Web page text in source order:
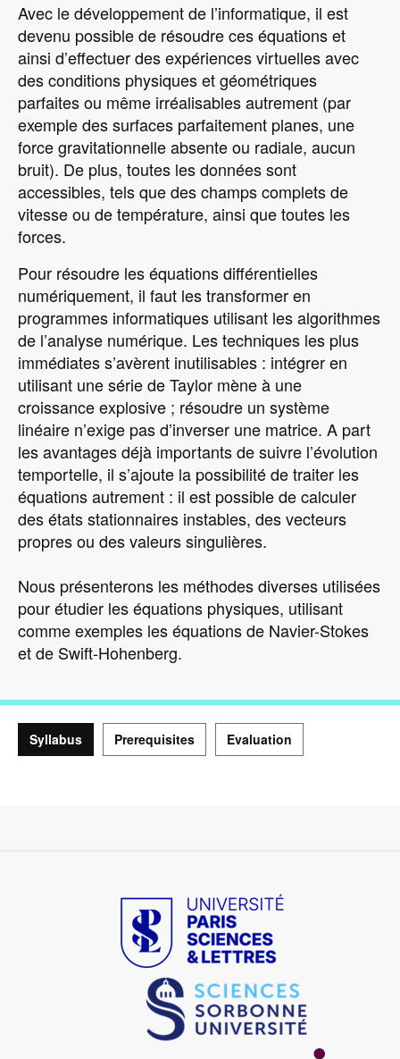
Avec le développement de l’informatique, il est
devenu possible de résoudre ces équations et
ainsi d’effectuer des expériences virtuelles avec
des conditions physiques et géométriques
parfaites ou même irréalisables autrement (par
exemple des surfaces parfaitement planes, une
force gravitationnelle absente ou radiale, aucun
bruit). De plus, toutes les données sont
accessibles, tels que des champs complets de
vitesse ou de température, ainsi que toutes les
forces.
Pour résoudre les équations différentielles
numériquement, il faut les transformer en
programmes informatiques utilisant les algorithmes
de l’analyse numérique. Les techniques les plus
immédiates s’avèrent inutilisables : intégrer en
utilisant une série de Taylor mène à une
croissance explosive ; résoudre un système
linéaire n’exige pas d’inverser une matrice. A part
les avantages déjà importants de suivre l’évolution
temportelle, il s’ajoute la possibilité de traiter les
équations autrement : il est possible de calculer
des états stationnaires instables, des vecteurs
propres ou des valeurs singulières.
Nous présenterons les méthodes diverses utilisées
pour étudier les équations physiques, utilisant
comme exemples les équations de Navier-Stokes
et de Swift-Hohenberg.
Syllabus Prerequisites Evaluation
Image
Image